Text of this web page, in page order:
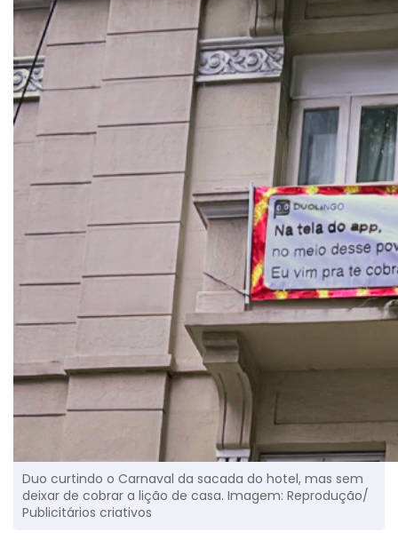
Duo curtindo o Carnaval da sacada do hotel, mas sem
deixar de cobrar a lição de casa. Imagem: Reprodução/
Publicitários criativos